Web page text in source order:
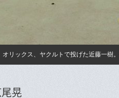
オリックス、ヤクルトで投げた近藤一樹
尾晃